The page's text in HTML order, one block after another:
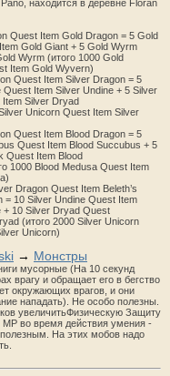
находится в деревне Floran
Quest Item Gold Dragon = 5 Gold
Gold Giant + 5 Gold Wyrm
Wyrm (итого 1000 Gold
Item Gold Wyvern)
Quest Item Silver Dragon = 5
Quest Item Silver Undine + 5 Silver
Silver Dryad
Unicorn Quest Item Silver
Quest Item Blood Dragon = 5
Quest Item Blood Succubus + 5
Quest Item Blood
1000 Blood Medusa Quest Item
Dragon Quest Item Beleth’s
= 10 Silver Undine Quest Item
+ 10 Silver Dryad Quest
(итого 2000 Silver Unicorn
Unicorn)
→ Монстры
мусорные (На 10 секунд
врагу и обращает его в бегство
окружающих врагов, и они
нападать). Не особо полезны.
увеличитьФизическую Защиту
MP во время действия умения -
На этих мобов надо